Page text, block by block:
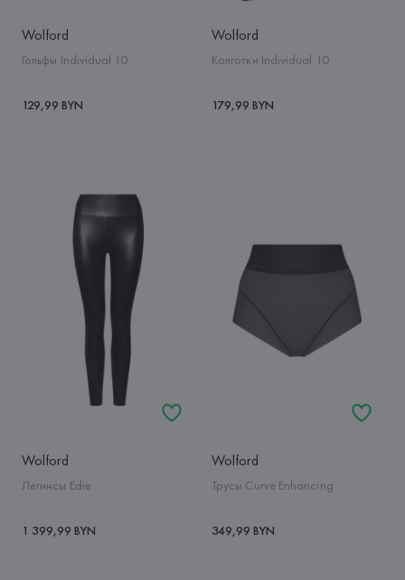
Wolford
Гольфы Individual 10
129,99 BYN
Wolford
Колготки Individual 10
179,99 BYN
Wolford
Легинсы Edie
1 399,99 BYN
Wolford
Трусы Curve Enhancing
349,99 BYN